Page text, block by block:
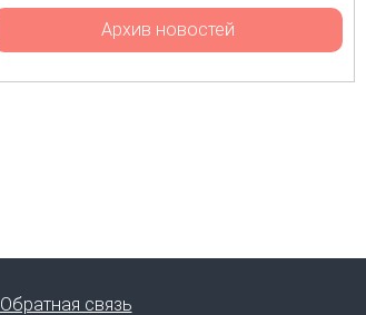
Архив новостей
Обратная связь